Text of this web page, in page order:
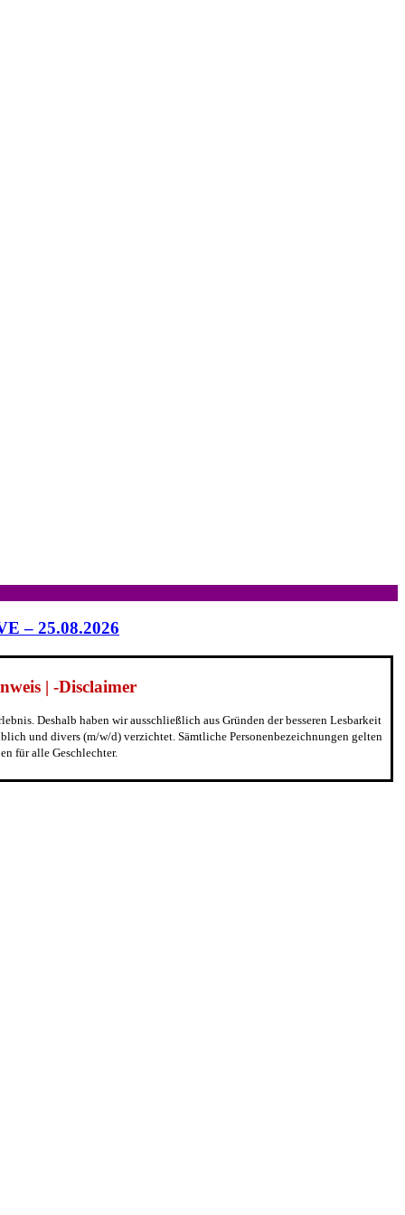
– 25.08.2026
| -Disclaimer
Deshalb haben wir ausschließlich aus Gründen der besseren Lesbarkeit
und divers (m/w/d) verzichtet. Sämtliche Personenbezeichnungen gelten
für alle Geschlechter.